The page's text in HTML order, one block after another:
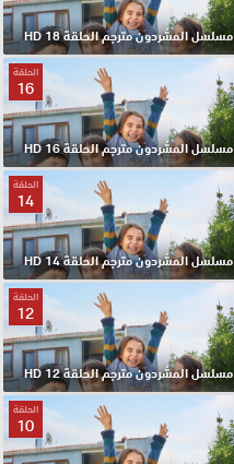
مسلسل المشردون مترجم الحلقة 18 HD
الحلقة
16
مسلسل المشردون مترجم الحلقة 16 HD
الحلقة
14
مسلسل المشردون مترجم الحلقة 14 HD
الحلقة
12
مسلسل المشردون مترجم الحلقة 12 HD
الحلقة
10